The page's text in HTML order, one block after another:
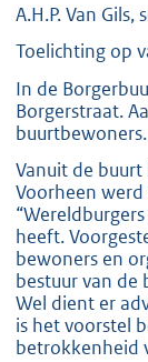
A.H.P. Van
Toelichting op
In de
Borgerstraat.
buurtbewoners.
Vanuit de
Voorheen
heeft.
bewoners en
bestuur van de
Wel dient er
is het voorstel
betrokkenheid